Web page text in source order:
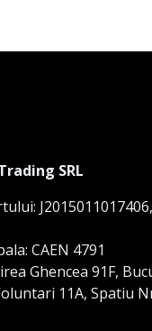
SRL
J2015011017406,
CAEN 4791
Ghencea 91F,
11A, Spatiu